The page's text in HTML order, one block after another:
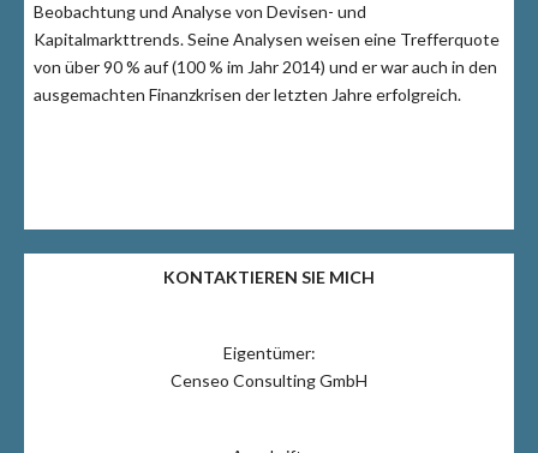
Beobachtung und Analyse von Devisen- und
Kapitalmarkttrends. Seine Analysen weisen eine Trefferquote
von über 90 % auf (100 % im Jahr 2014) und er war auch in den
ausgemachten Finanzkrisen der letzten Jahre erfolgreich.
KONTAKTIEREN SIE MICH
Eigentümer:
Censeo Consulting GmbH